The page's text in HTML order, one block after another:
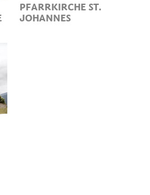
PFARRKIRCHE ST.
JOHANNES